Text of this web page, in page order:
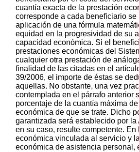
cuantía exacta de la prestación
corresponde a cada beneficiario
aplicación de una fórmula
equidad en la progresividad de su
capacidad económica. Si el
prestaciones económicas del
cualquier otra prestación de
finalidad de las citadas en el
39/2006, el importe de éstas se
aquellas. No obstante, una vez
contemplada en el párrafo anterior
porcentaje de la cuantía máxima
económica de que se trate. Dicho
garantizada será establecido por la
en su caso, resulte competente. En
económica vinculada al servicio y
económica de asistencia personal,